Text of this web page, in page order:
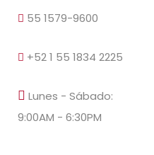
55 1579-9600
+52 1 55 1834 2225
Lunes - Sábado:
9:00AM - 6:30PM